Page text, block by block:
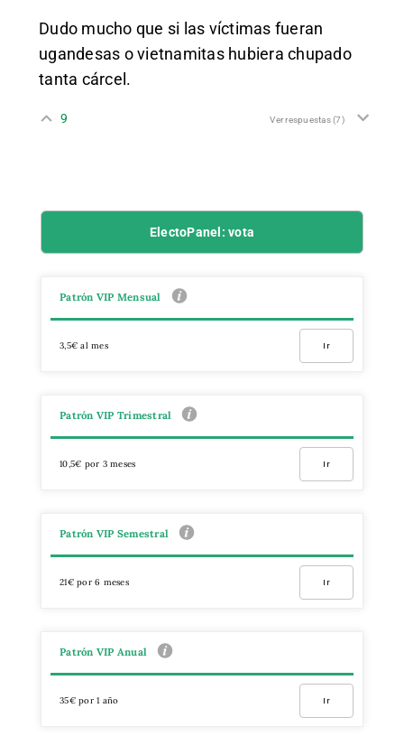
Dudo mucho que si las víctimas fueran
ugandesas o vietnamitas hubiera chupado
tanta cárcel.
9 Ver respuestas(7)
ElectoPanel: vota
Patrón VIP Mensual
3,5€ al mes Ir
Patrón VIP Trimestral
10,5€ por 3 meses Ir
Patrón VIP Semestral
21€ por 6 meses Ir
Patrón VIP Anual
35€ por 1 año Ir